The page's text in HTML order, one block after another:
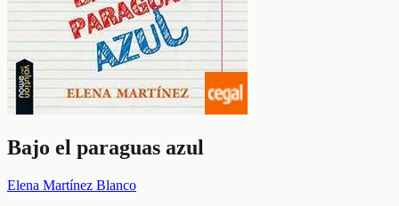
Bajo el paraguas azul
Elena Martínez Blanco